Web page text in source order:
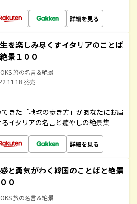
詳細を見る
を楽しみ尽くすイタリアのことば
景１００
旅の名言＆絶景
発売
きた「地球の歩き方」があなたにお届
イタリアの名言と癒やしの絶景集
詳細を見る
と勇気がわく韓国のことばと絶景
０
旅の名言＆絶景